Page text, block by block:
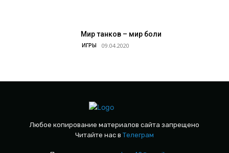
Мир танков – мир боли
ИГРЫ
Любое копирование материалов сайта запрещено
Читайте нас в Телеграм